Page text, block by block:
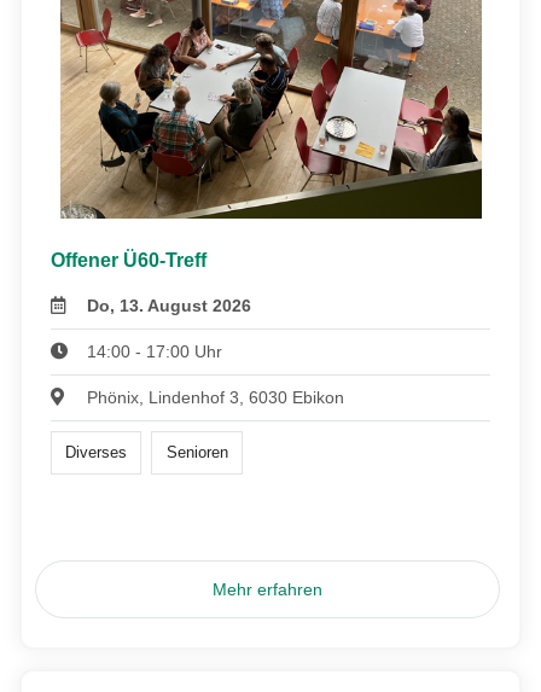
Offener Ü60-Treff
Do, 13. August 2026
14:00 - 17:00 Uhr
Phönix, Lindenhof 3, 6030 Ebikon
Diverses Senioren
Mehr erfahren